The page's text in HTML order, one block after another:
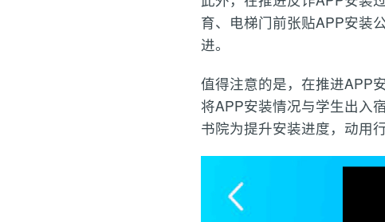
育、电梯门前张贴APP安装
进。
值得注意的是，在推进APP
将APP安装情况与学生出入
书院为提升安装进度，动